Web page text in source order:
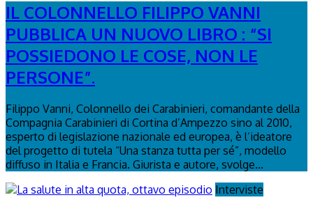
IL COLONNELLO FILIPPO VANNI
PUBBLICA UN NUOVO LIBRO : “SI
POSSIEDONO LE COSE, NON LE
PERSONE”.
Filippo Vanni, Colonnello dei Carabinieri, comandante della
Compagnia Carabinieri di Cortina d’Ampezzo sino al 2010,
esperto di legislazione nazionale ed europea, è l’ideatore
del progetto di tutela “Una stanza tutta per sé”, modello
diffuso in Italia e Francia. Giurista e autore, svolge...
Interviste